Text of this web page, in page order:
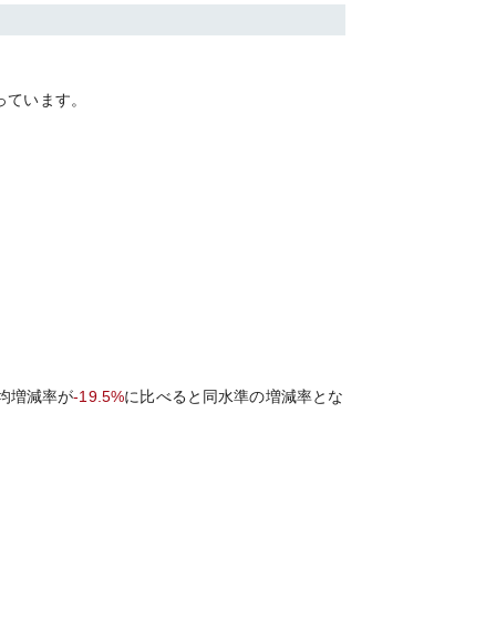
います。
増減率が-19.5%に比べると 同水準の増減率とな